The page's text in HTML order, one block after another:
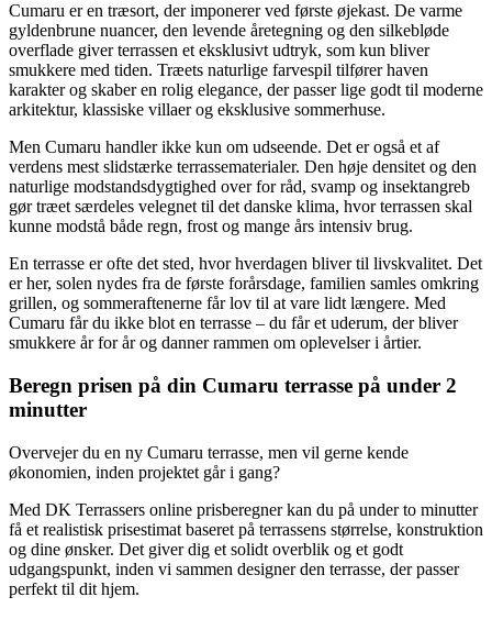
Cumaru er en træsort, der imponerer ved første øjekast. De varme
gyldenbrune nuancer, den levende åretegning og den silkebløde
overflade giver terrassen et eksklusivt udtryk, som kun bliver
smukkere med tiden. Træets naturlige farvespil tilfører haven
karakter og skaber en rolig elegance, der passer lige godt til moderne
arkitektur, klassiske villaer og eksklusive sommerhuse.
Men Cumaru handler ikke kun om udseende. Det er også et af
verdens mest slidstærke terrassematerialer. Den høje densitet og den
naturlige modstandsdygtighed over for råd, svamp og insektangreb
gør træet særdeles velegnet til det danske klima, hvor terrassen skal
kunne modstå både regn, frost og mange års intensiv brug.
En terrasse er ofte det sted, hvor hverdagen bliver til livskvalitet. Det
er her, solen nydes fra de første forårsdage, familien samles omkring
grillen, og sommeraftenerne får lov til at vare lidt længere. Med
Cumaru får du ikke blot en terrasse – du får et uderum, der bliver
smukkere år for år og danner rammen om oplevelser i årtier.
Beregn prisen på din Cumaru terrasse på under 2
minutter
Overvejer du en ny Cumaru terrasse, men vil gerne kende
økonomien, inden projektet går i gang?
Med DK Terrassers online prisberegner kan du på under to minutter
få et realistisk prisestimat baseret på terrassens størrelse, konstruktion
og dine ønsker. Det giver dig et solidt overblik og et godt
udgangspunkt, inden vi sammen designer den terrasse, der passer
perfekt til dit hjem.